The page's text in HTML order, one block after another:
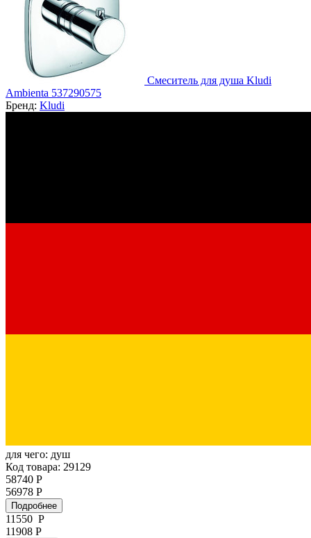
Смеситель для душа Kludi
Ambienta 537290575
Бренд: Kludi
для чего: душ
Код товара: 29129
58740 Р
56978 Р
Подробнее
11550 Р
11908 Р